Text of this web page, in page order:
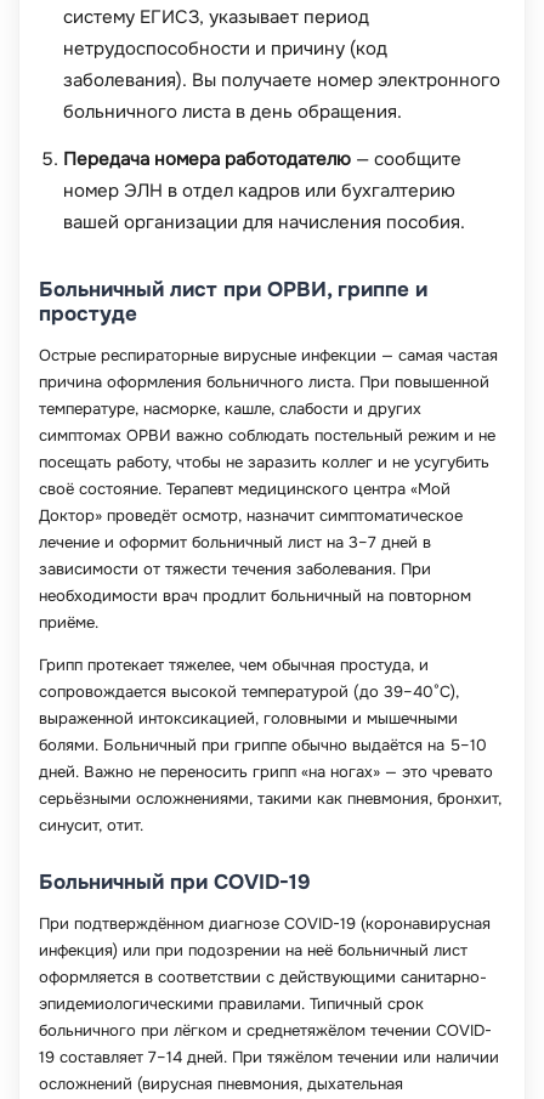
систему ЕГИСЗ, указывает период
нетрудоспособности и причину (код
заболевания). Вы получаете номер электронного
больничного листа в день обращения.
Передача номера работодателю — сообщите
номер ЭЛН в отдел кадров или бухгалтерию
вашей организации для начисления пособия.
Больничный лист при ОРВИ, гриппе и
простуде
Острые респираторные вирусные инфекции — самая частая
причина оформления больничного листа. При повышенной
температуре, насморке, кашле, слабости и других
симптомах ОРВИ важно соблюдать постельный режим и не
посещать работу, чтобы не заразить коллег и не усугубить
своё состояние. Терапевт медицинского центра «Мой
Доктор» проведёт осмотр, назначит симптоматическое
лечение и оформит больничный лист на 3–7 дней в
зависимости от тяжести течения заболевания. При
необходимости врач продлит больничный на повторном
приёме.
Грипп протекает тяжелее, чем обычная простуда, и
сопровождается высокой температурой (до 39–40°C),
выраженной интоксикацией, головными и мышечными
болями. Больничный при гриппе обычно выдаётся на 5–10
дней. Важно не переносить грипп «на ногах» — это чревато
серьёзными осложнениями, такими как пневмония, бронхит,
синусит, отит.
Больничный при COVID-19
При подтверждённом диагнозе COVID-19 (коронавирусная
инфекция) или при подозрении на неё больничный лист
оформляется в соответствии с действующими санитарно-
эпидемиологическими правилами. Типичный срок
больничного при лёгком и среднетяжёлом течении COVID-
19 составляет 7–14 дней. При тяжёлом течении или наличии
осложнений (вирусная пневмония, дыхательная